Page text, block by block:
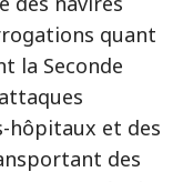
quant
la Seconde
hôpitaux et des
des